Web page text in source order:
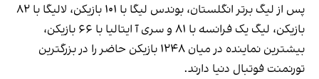
پس از لیگ برتر انگلستان، بوندس لیگا با ۱۰۱ بازیکن، لالیگا با ۸۲
بازیکن، لیگ یک فرانسه با ۸۱ و سری آ ایتالیا با ۶۶ بازیکن،
بیشترین نماینده در میان ۱۲۴۸ بازیکن حاضر را در بزرگترین
تورنمنت فوتبال دنیا دارند.